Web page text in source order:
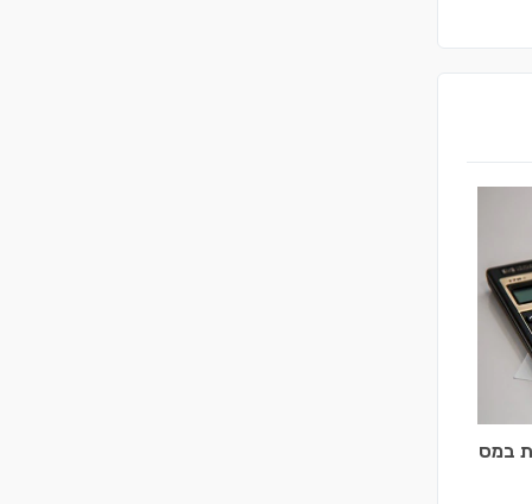
במס